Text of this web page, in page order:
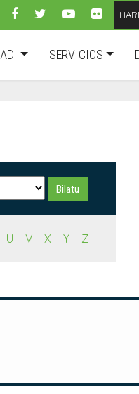
SERVICIOS
U V X Y Z